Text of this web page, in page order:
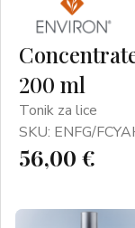
200 ml
Tonik za lice
SKU: ENFG/
56,00 €